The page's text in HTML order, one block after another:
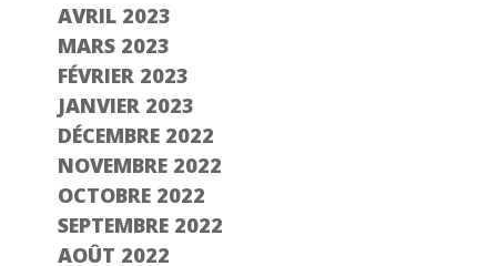
AVRIL 2023
MARS 2023
FÉVRIER 2023
JANVIER 2023
DÉCEMBRE 2022
NOVEMBRE 2022
OCTOBRE 2022
SEPTEMBRE 2022
AOÛT 2022